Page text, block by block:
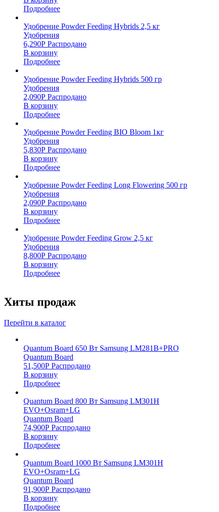
Подробнее
Удобрение Powder Feeding Hybrids 2,5 кг
Удобрения
6,290Р Распродано
В корзину
Подробнее
Удобрение Powder Feeding Hybrids 500 гр
Удобрения
2,090Р Распродано
В корзину
Подробнее
Удобрение Powder Feeding BIO Bloom 1кг
Удобрения
5,830Р Распродано
В корзину
Подробнее
Удобрение Powder Feeding Long Flowering 500 гр
Удобрения
2,090Р Распродано
В корзину
Подробнее
Удобрение Powder Feeding Grow 2,5 кг
Удобрения
8,800Р Распродано
В корзину
Подробнее
Хиты продаж
Перейти в каталог
Quantum Board 650 Вт Samsung LM281B+PRO
Quantum Board
51,500Р Распродано
В корзину
Подробнее
Quantum Board 800 Вт Samsung LM301H
EVO+Osram+LG
Quantum Board
74,900Р Распродано
В корзину
Подробнее
Quantum Board 1000 Вт Samsung LM301H
EVO+Osram+LG
Quantum Board
91,900Р Распродано
В корзину
Подробнее